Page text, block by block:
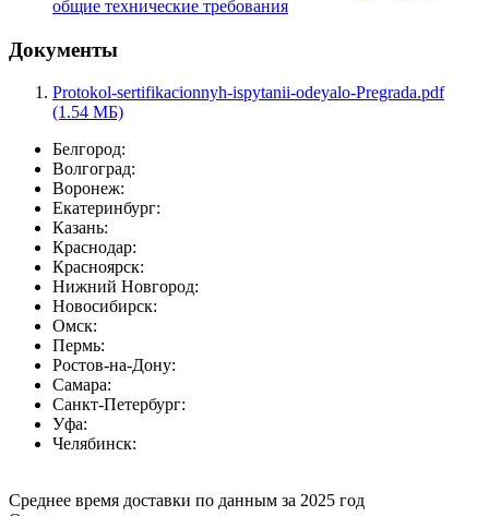
общие технические требования
Документы
Protokol-sertifikacionnyh-ispytanii-odeyalo-Pregrada.pdf
(1.54 МБ)
Белгород:
Волгоград:
Воронеж:
Екатеринбург:
Казань:
Краснодар:
Красноярск:
Нижний Новгород:
Новосибирск:
Омск:
Пермь:
Ростов-на-Дону:
Самара:
Санкт-Петербург:
Уфа:
Челябинск:
Среднее время доставки по данным за 2025 год